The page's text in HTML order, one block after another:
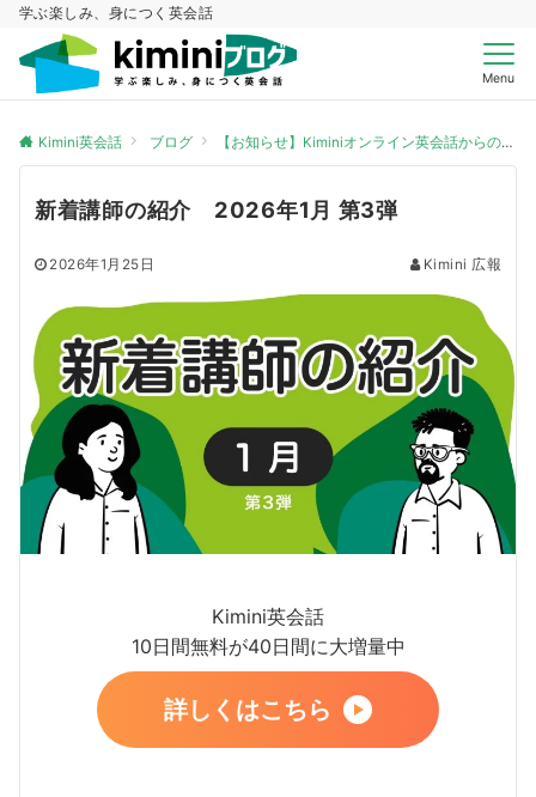
学ぶ楽しみ、身につく英会話
Menu
Kimini英会話 ブログ 【お知らせ】Kiminiオンライン英会話からのお知らせ
新着講師の紹介 2026年1月 第3弾
2026年1月25日 Kimini 広報
Kimini英会話
10日間無料が40日間に大増量中
詳しくはこちら